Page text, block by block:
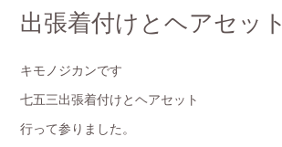
出張着付けとヘアセット
キモノジカンです
七五三出張着付けとヘアセット
行って参りました。